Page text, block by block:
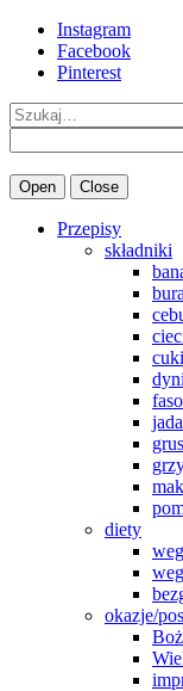
Instagram
Facebook
Pinterest
Szukaj
Open Close
Przepisy
składniki
diety
okazje/